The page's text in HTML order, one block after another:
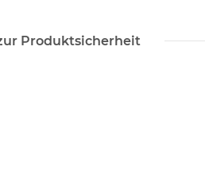
Produktsicherheit